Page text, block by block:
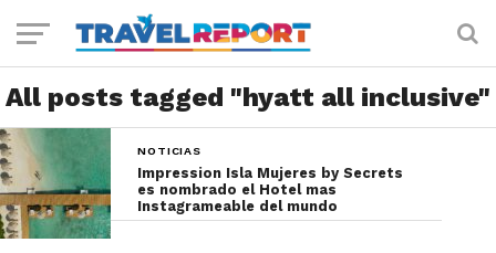
All posts tagged "hyatt all inclusive"
NOTICIAS
Impression Isla Mujeres by Secrets
es nombrado el Hotel mas
Instagrameable del mundo